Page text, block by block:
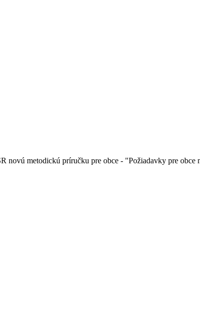
novú metodickú príručku pre obce - "Požiadavky pre